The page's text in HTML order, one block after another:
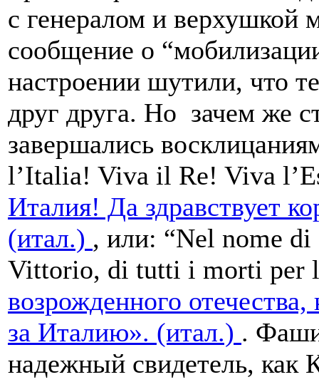
с генералом и верхушкой
сообщение о
настроении шутили, что
друг друга. Но зачем же
завершались
l’Italia! Viva il Re! Viva
Италия! Да здравствует
(итал.) , или: “Nel nome
Vittorio, di tutti i morti per
возрожденного
за Италию». (итал.) .
надежный свидетель, как